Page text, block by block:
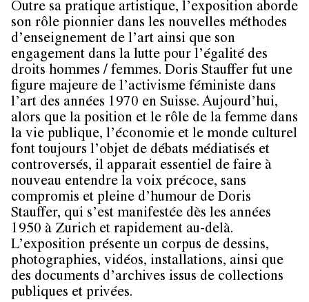
Outre sa pratique artistique, l’exposition aborde
son rôle pionnier dans les nouvelles méthodes
d’enseignement de l’art ainsi que son
engagement dans la lutte pour l’égalité des
droits hommes / femmes. Doris Stauffer fut une
figure majeure de l’activisme féministe dans
l’art des années 1970 en Suisse. Aujourd’hui,
alors que la position et le rôle de la femme dans
la vie publique, l’économie et le monde culturel
font toujours l’objet de débats médiatisés et
controversés, il apparait essentiel de faire à
nouveau entendre la voix précoce, sans
compromis et pleine d’humour de Doris
Stauffer, qui s’est manifestée dès les années
1950 à Zurich et rapidement au-delà.
L’exposition présente un corpus de dessins,
photographies, vidéos, installations, ainsi que
des documents d’archives issus de collections
publiques et privées.